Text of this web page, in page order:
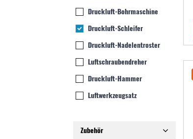
Druckluft-Bohrmaschine
Druckluft-Schleifer
Druckluft-Nadelentroster
Luftschraubendreher
Druckluft-Hammer
Luftwerkzeugsatz
Zubehör